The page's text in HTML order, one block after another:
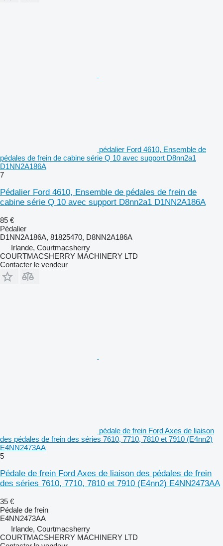
pédalier Ford 4610, Ensemble de
pédales de frein de cabine série Q 10 avec support D8nn2a1
D1NN2A186A
7
Pédalier Ford 4610, Ensemble de pédales de frein de
cabine série Q 10 avec support D8nn2a1 D1NN2A186A
85 €
Pédalier
D1NN2A186A, 81825470, D8NN2A186A
Irlande, Courtmacsherry
COURTMACSHERRY MACHINERY LTD
Contacter le vendeur
pédale de frein Ford Axes de liaison
des pédales de frein des séries 7610, 7710, 7810 et 7910 (E4nn2)
E4NN2473AA
5
Pédale de frein Ford Axes de liaison des pédales de frein
des séries 7610, 7710, 7810 et 7910 (E4nn2) E4NN2473AA
35 €
Pédale de frein
E4NN2473AA
Irlande, Courtmacsherry
COURTMACSHERRY MACHINERY LTD